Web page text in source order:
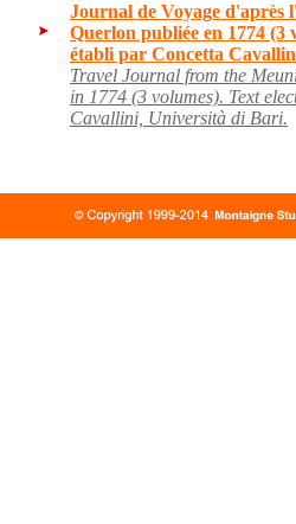
Journal de Voyage d'après
Querlon publiée en 1774 (3
établi par Concetta
Travel Journal from the
in 1774 (3 volumes). Text
Cavallini, Università di Bari.